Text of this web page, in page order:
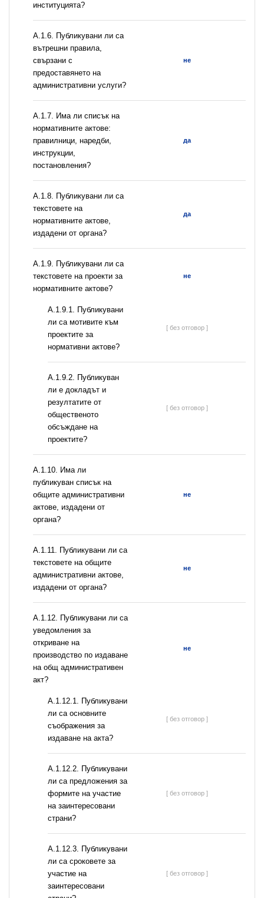
институцията?
А.1.6. Публикувани ли са
вътрешни правила,
свързани с
предоставянето на
административни услуги?
не
А.1.7. Има ли списък на
нормативните актове:
правилници, наредби,
инструкции,
постановления?
да
А.1.8. Публикувани ли са
текстовете на
нормативните актове,
издадени от органа?
да
А.1.9. Публикувани ли са
текстовете на проекти за
нормативните актове?
не
А.1.9.1. Публикувани
ли са мотивите към
проектите за
нормативни актове?
[ без отговор ]
А.1.9.2. Публикуван
ли е докладът и
резултатите от
общественото
обсъждане на
проектите?
[ без отговор ]
А.1.10. Има ли
публикуван списък на
общите административни
актове, издадени от
органа?
не
А.1.11. Публикувани ли са
текстовете на общите
административни актове,
издадени от органа?
не
А.1.12. Публикувани ли са
уведомления за
откриване на
производство по издаване
на общ административен
акт?
не
А.1.12.1. Публикувани
ли са основните
съображения за
издаване на акта?
[ без отговор ]
А.1.12.2. Публикувани
ли са предложения за
формите на участие
на заинтересовани
страни?
[ без отговор ]
А.1.12.3. Публикувани
ли са сроковете за
участие на
заинтересовани
[ без отговор ]